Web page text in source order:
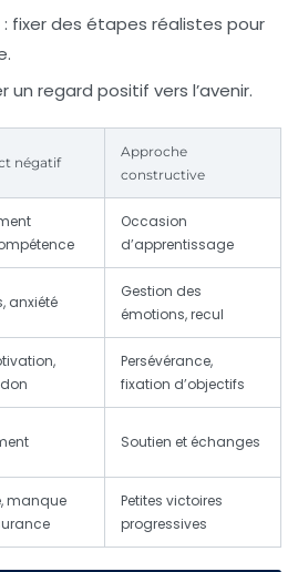
: fixer des étapes réalistes pour
un regard positif vers l’avenir.
négatif
Approche
constructive
Occasion
d’apprentissage
anxiété
Gestion des
émotions, recul
Persévérance,
fixation d’objectifs
Soutien et échanges
manque
Petites victoires
progressives